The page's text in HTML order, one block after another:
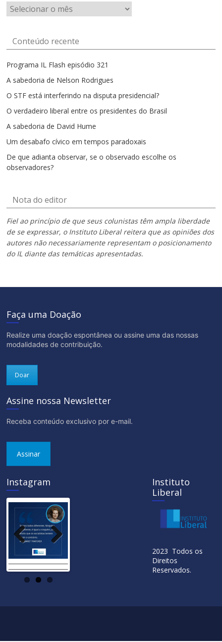
Artigos
por
Conteúdo recente
Programa IL Flash episódio 321
A sabedoria de Nelson Rodrigues
O STF está interferindo na disputa presidencial?
O verdadeiro liberal entre os presidentes do Brasil
A sabedoria de David Hume
Um desabafo cívico em tempos paradoxais
De que adianta observar, se o observado escolhe os
observadores?
Nota do editor
Fiel ao princípio de que seus colunistas têm ampla liberdade
de se expressar, o Instituto Liberal reitera que as opiniões dos
autores não necessariamente representam o posicionamento
do IL diante das temáticas apresentadas.
Faça uma Doação
Realize uma doação espontânea ou assine uma das nossas
modalidades de contribuição.
Doar
Assine nossa Newsletter
Receba conteúdo exclusivo por e-mail.
Assinar
Instagram
ous
Instituto
Liberal
2023 Todos os
Direitos
Reservados.